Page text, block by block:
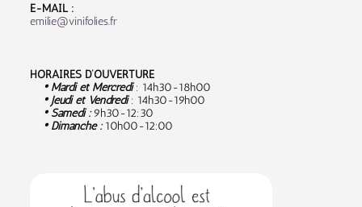
E-MAIL :
emilie@vinifolies.fr
HORAIRES D’OUVERTURE
• Mardi et Mercredi: 14h30-18h00
• Jeudi et Vendredi: 14h30-19h00
• Samedi :9h30-12:30
• Dimanche :10h00-12:00